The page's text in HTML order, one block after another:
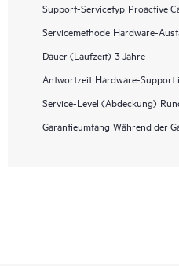
Support-Servicetyp Proactive
Servicemethode Hardware-
Dauer (Laufzeit) 3 Jahre
Antwortzeit Hardware-Support
Service-Level (Abdeckung)
Garantieumfang Während der